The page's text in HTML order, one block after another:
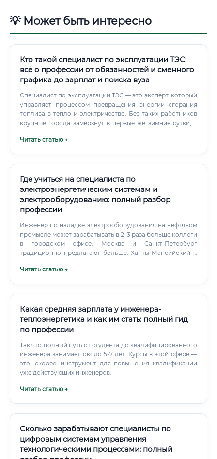
💡 Может быть интересно
Кто такой специалист по эксплуатации ТЭС:
всё о профессии от обязанностей и сменного
графика до зарплат и поиска вуза
Специалист по эксплуатации ТЭС — это эксперт, который
управляет процессом превращения энергии сгорания
топлива в тепло и электричество. Без таких работников
крупные города замерзнут в первые же зимние сутки, а
Читать статью →
Где учиться на специалиста по
электроэнергетическим системам и
электрооборудованию: полный разбор
профессии
Инженер по наладке электрооборудования на нефтяном
промысле может зарабатывать в 2–3 раза больше коллеги
в городском офисе. Москва и Санкт-Петербург
традиционно предлагают больше. Ханты-Мансийский и
зарплаты при более скромном прожиточном минимуме.
Читать статью →
Какая средняя зарплата у инженера-
теплоэнергетика и как им стать: полный гид
по профессии
Так что полный путь от студента до квалифицированного
инженера занимает около 5-7 лет. Курсы в этой сфере —
это, скорее, инструмент для повышения квалификации
уже действующих инженеров.
Читать статью →
Сколько зарабатывают специалисты по
цифровым системам управления
технологическими процессами: полный